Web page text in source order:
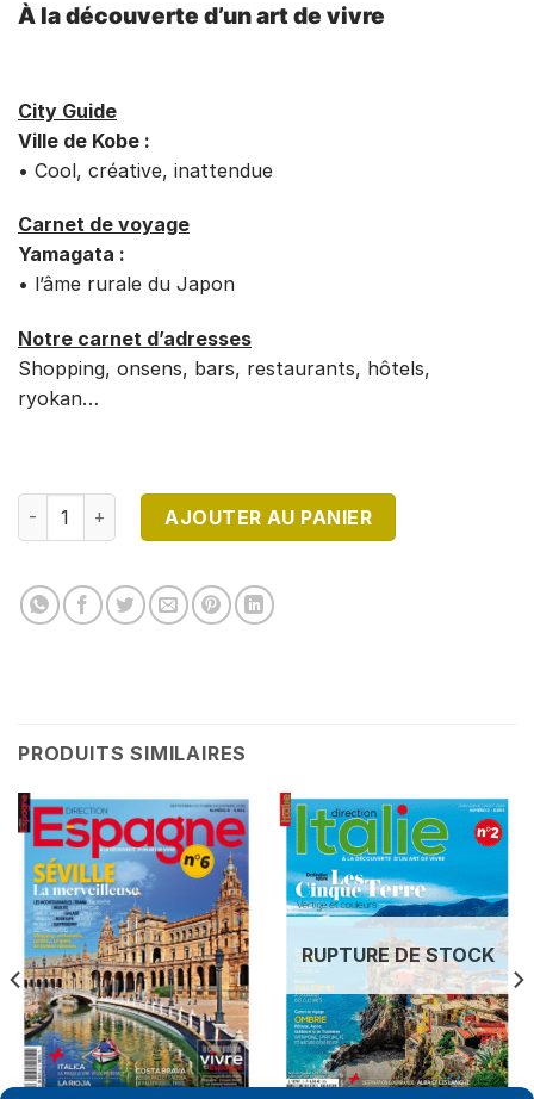
À la découverte d’un art de vivre
City Guide
Ville de Kobe :
• Cool, créative, inattendue
Carnet de voyage
Yamagata :
• l’âme rurale du Japon
Notre carnet d’adresses
Shopping, onsens, bars, restaurants, hôtels,
ryokan…
quantité de DIRECTION JAPON N°10
AJOUTER AU PANIER
PRODUITS SIMILAIRES
RUPTURE DE STOCK